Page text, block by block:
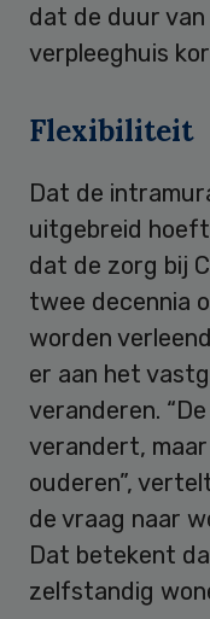
dat de duur van
verpleeghuis
Flexibiliteit
Dat de
uitgebreid
dat de zorg bij
twee decennia
worden
er aan het
veranderen.
verandert,
ouderen”,
de vraag naar
Dat betekent
zelfstandig